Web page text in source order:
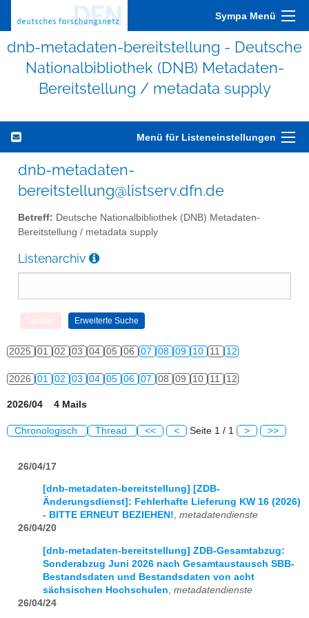
Sympa Menü
dnb-metadaten-bereitstellung - Deutsche
Nationalbibliothek (DNB) Metadaten-
Bereitstellung / metadata supply
Menü für Listeneinstellungen
dnb-metadaten-
bereitstellung@listserv.dfn.de
Betreff: Deutsche Nationalbibliothek (DNB) Metadaten-
Bereitstellung / metadata supply
Listenarchiv
2025 01 02 03 04 05 06 07 08 09 10 11 12
2026 01 02 03 04 05 06 07 08 09 10 11 12
2026/04 4 Mails
Chronologisch Thread << < Seite 1 / 1 > >>
26/04/17
[dnb-metadaten-bereitstellung] [ZDB-
Änderungsdienst]: Fehlerhafte Lieferung KW 16 (2026)
- BITTE ERNEUT BEZIEHEN!, metadatendienste
26/04/20
[dnb-metadaten-bereitstellung] ZDB-Gesamtabzug:
Sonderabzug Juni 2026 nach Gesamtaustausch SBB-
Bestandsdaten und Bestandsdaten von acht
sächsischen Hochschulen metadatendienste
26/04/24